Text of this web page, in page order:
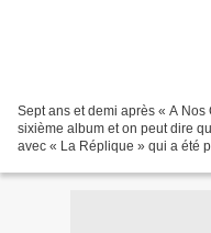
Sept ans et demi après « A
sixième album et on peut dire
avec « La Réplique » qui a été